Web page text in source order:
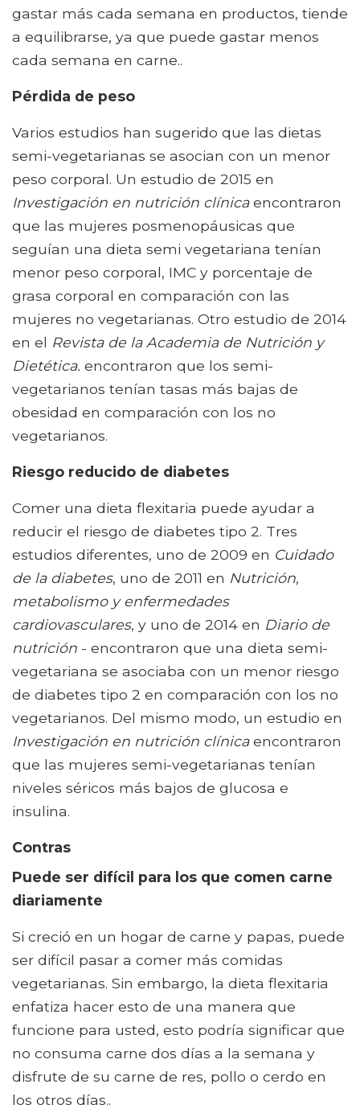
gastar más cada semana en productos, tiende
a equilibrarse, ya que puede gastar menos
cada semana en carne..
Pérdida de peso
Varios estudios han sugerido que las dietas
semi-vegetarianas se asocian con un menor
peso corporal. Un estudio de 2015 en
Investigación en nutrición clínicaencontraron
que las mujeres posmenopáusicas que
seguían una dieta semi vegetariana tenían
menor peso corporal, IMC y porcentaje de
grasa corporal en comparación con las
mujeres no vegetarianas. Otro estudio de 2014
en el Revista de la Academia de Nutrición y
Dietética. encontraron que los semi-
vegetarianos tenían tasas más bajas de
obesidad en comparación con los no
vegetarianos.
Riesgo reducido de diabetes
Comer una dieta flexitaria puede ayudar a
reducir el riesgo de diabetes tipo 2. Tres
estudios diferentes, uno de 2009 en Cuidado
de la diabetes, uno de 2011 en Nutrición,
metabolismo y enfermedades
cardiovasculares, y uno de 2014 en Diario de
nutrición - encontraron que una dieta semi-
vegetariana se asociaba con un menor riesgo
de diabetes tipo 2 en comparación con los no
vegetarianos. Del mismo modo, un estudio en
Investigación en nutrición clínicaencontraron
que las mujeres semi-vegetarianas tenían
niveles séricos más bajos de glucosa e
insulina.
Contras
Puede ser difícil para los que comen carne
diariamente
Si creció en un hogar de carne y papas, puede
ser difícil pasar a comer más comidas
vegetarianas. Sin embargo, la dieta flexitaria
enfatiza hacer esto de una manera que
funcione para usted, esto podría significar que
no consuma carne dos días a la semana y
disfrute de su carne de res, pollo o cerdo en
los otros días..